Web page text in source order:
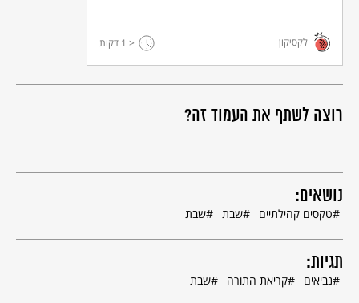
רוצה לשתף את העמוד זה?
לקסיקון < 1 דקות
נושאים:
טקסים קהילתיים שבת שבת
תגיות:
נביאים קריאת התורה שבת